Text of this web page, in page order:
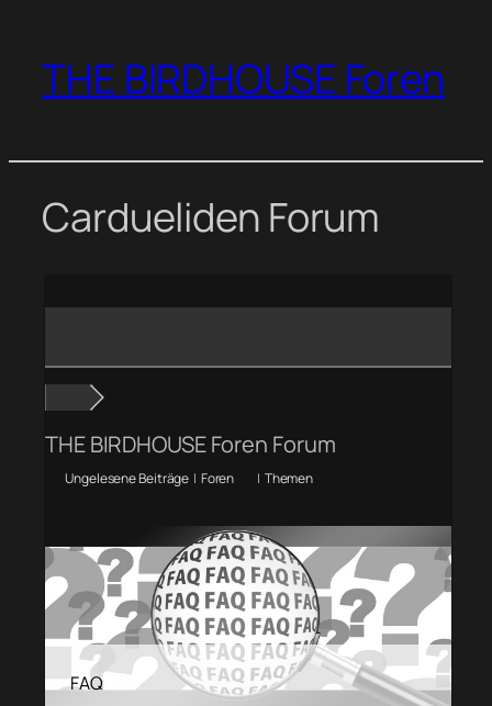
springen
THE BIRDHOUSE Foren
Cardueliden Forum
THE BIRDHOUSE Foren Forum
Ungelesene Beiträge | Foren | Themen
FAQ